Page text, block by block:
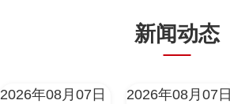
新闻动态
2026年08月07日 2026年08月07日